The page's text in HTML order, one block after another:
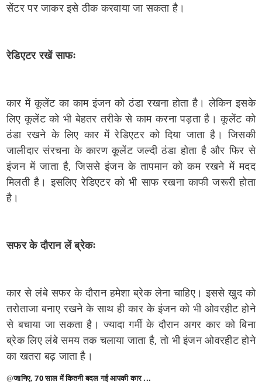
सेंटर पर जाकर इसे ठीक करवाया जा सकता है।
रेडिएटर रखें साफः
कार में कूलेंट का काम इंजन को ठंडा रखना होता है। लेकिन इसके
लिए कूलेंट को भी बेहतर तरीके से काम करना पड़ता है। कूलेंट को
ठंडा रखने के लिए कार में रेडिएटर को दिया जाता है। जिसकी
जालीदार संरचना के कारण कूलेंट जल्दी ठंडा होता है और फिर से
इंजन में जाता है, जिससे इंजन के तापमान को कम रखने में मदद
मिलती है। इसलिए रेडिएटर को भी साफ रखना काफी जरूरी होता
है।
सफर के दौरान लें ब्रेकः
कार से लंबे सफर के दौरान हमेशा ब्रेक लेना चाहिए। इससे खुद को
तरोताजा बनाए रखने के साथ ही कार के इंजन को भी ओवरहीट होने
से बचाया जा सकता है। ज्यादा गर्मी के दौरान अगर कार को बिना
ब्रेक लिए लंबे समय तक चलाया जाता है, तो भी इंजन ओवरहीट होने
का खतरा बढ़ जाता है।
@जानिए, 70 साल में कितनी बदल गई आपकी कार ...